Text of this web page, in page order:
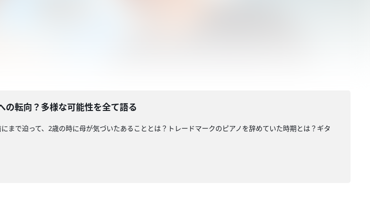
転向？多様な可能性を全て語る
まで迫って、2歳の時に母が気づいたあることとは？トレードマークのピアノを辞めていた時期とは？ギタ